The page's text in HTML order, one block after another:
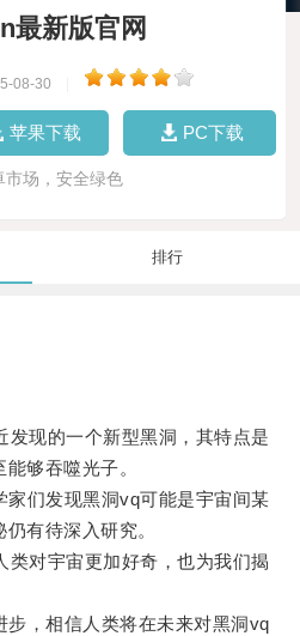
最新版官网
08-30
苹果下载 PC下载
市场，安全绿色
排行
现的一个新型黑洞，其特点是
够吞噬光子。
们发现黑洞vq可能是宇宙间某
有待深入研究。
对宇宙更加好奇，也为我们揭
，相信人类将在未来对黑洞vq